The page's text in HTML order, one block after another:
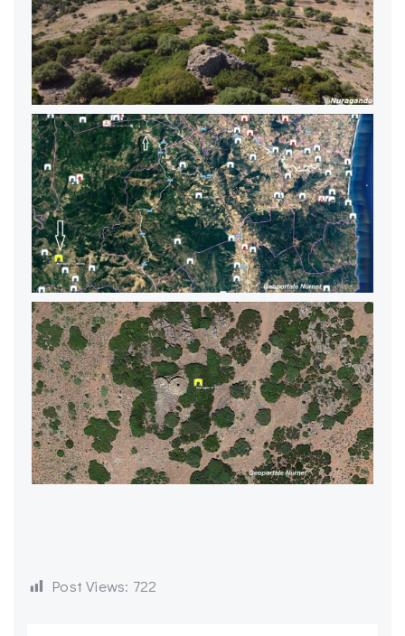
Post Views: 722